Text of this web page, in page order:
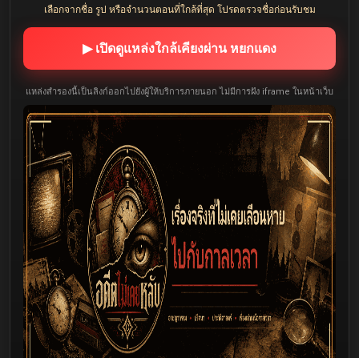
เลือกจากชื่อ รูป หรือจำนวนตอนที่ใกล้ที่สุด โปรดตรวจชื่อก่อนรับชม
▶ เปิดดูแหล่งใกล้เคียงผ่าน หยกแดง
แหล่งสำรองนี้เป็นลิงก์ออกไปยังผู้ให้บริการภายนอก ไม่มีการฝัง iframe ในหน้าเว็บ